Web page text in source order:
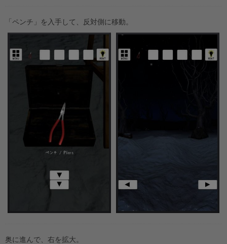
「ペンチ」を入手して、反対側に移動。
奥に進んで、右を拡大。